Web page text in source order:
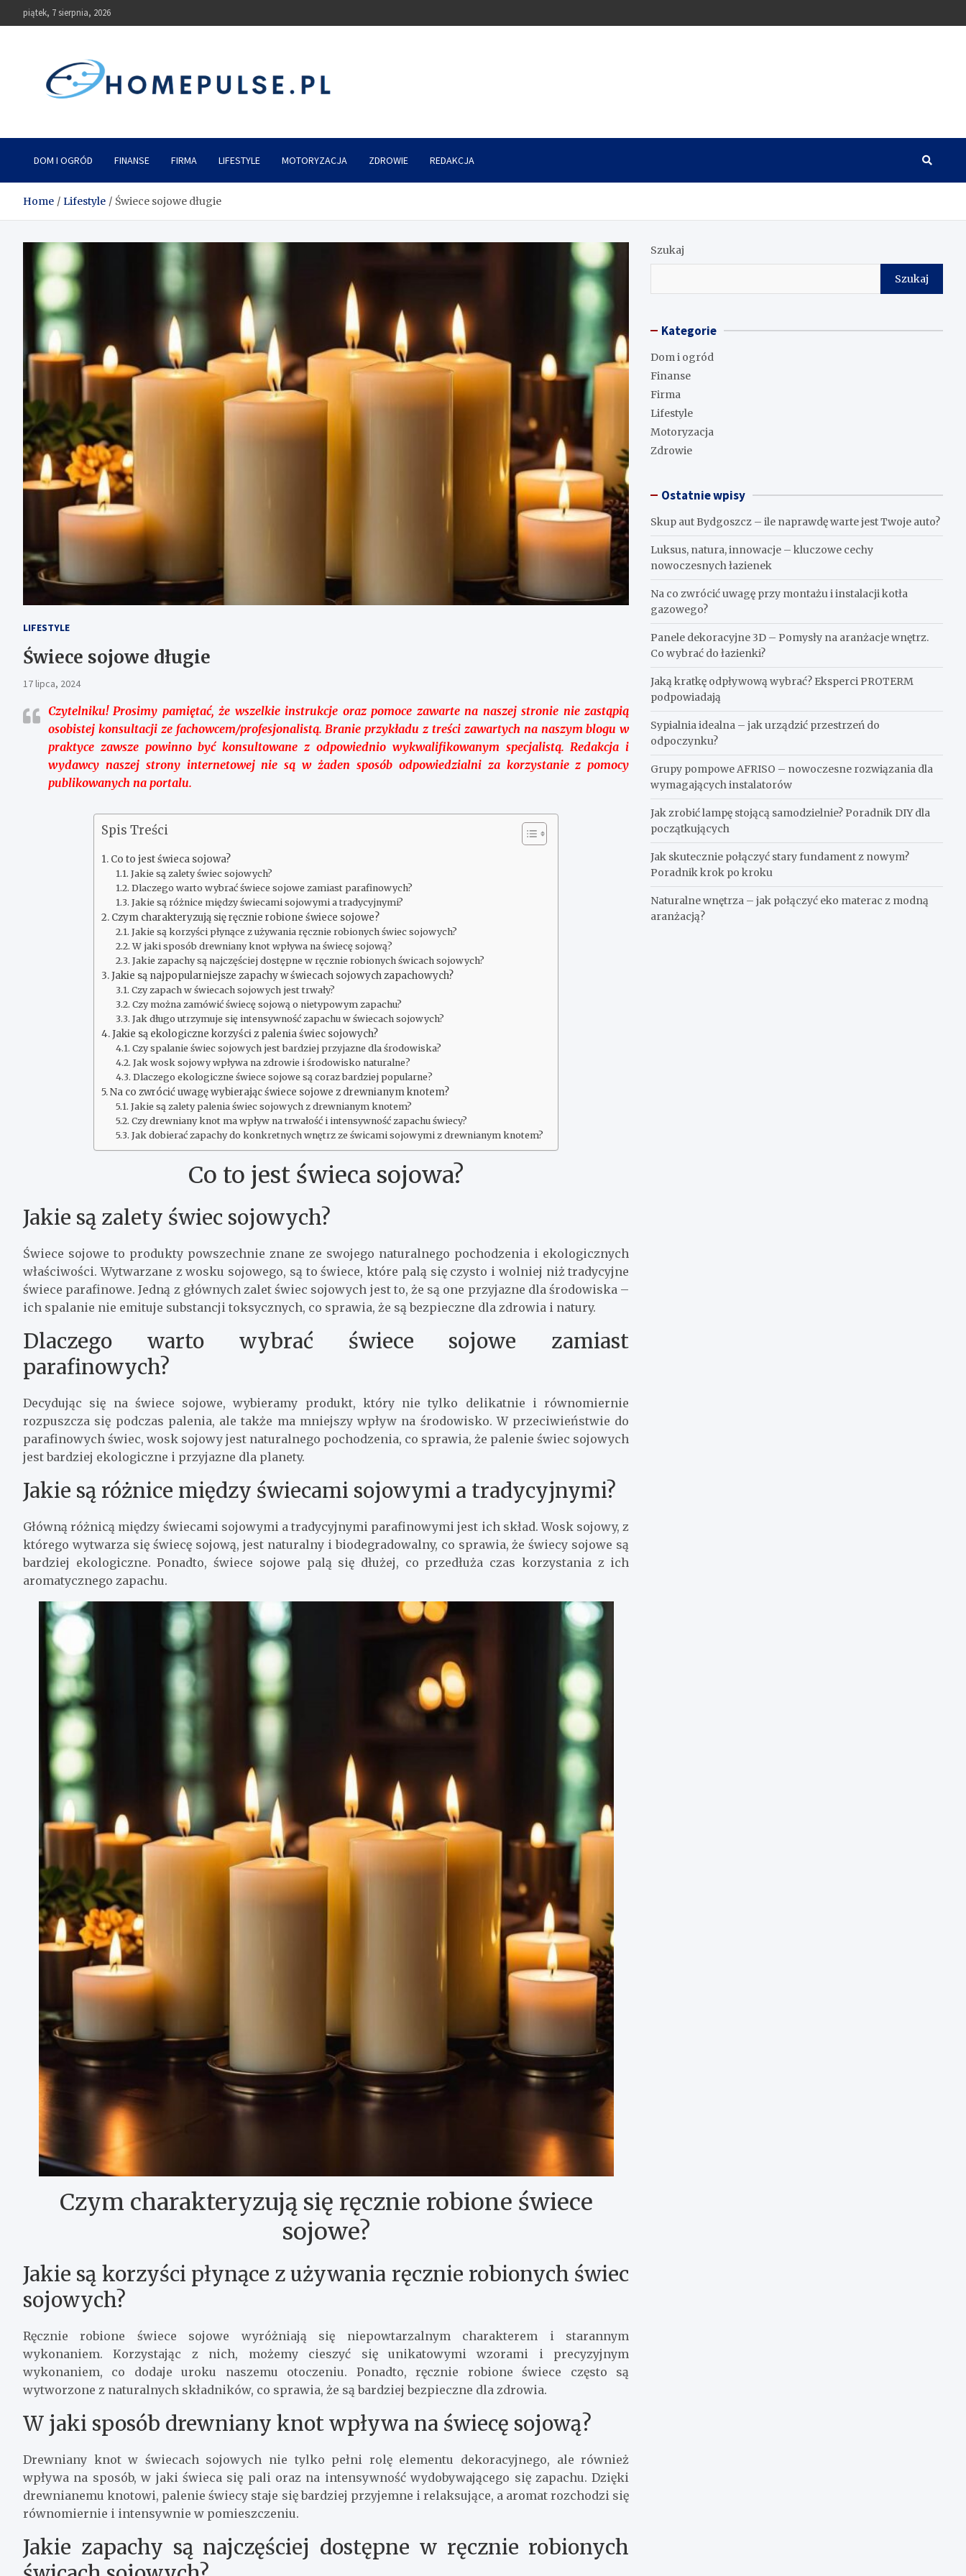
to
piątek, 7 sierpnia, 2026
homepulse.pl
DOM I OGRÓD FINANSE FIRMA LIFESTYLE MOTORYZACJA ZDROWIE REDAKCJA
Home Lifestyle Świece sojowe długie
LIFESTYLE
Świece sojowe długie
17 lipca, 2024
Czytelniku!Prosimy pamiętać, że wszelkie instrukcje oraz pomoce zawarte na naszej stronie nie zastąpią
osobistej konsultacji ze fachowcem/profesjonalistą. Branie przykładu z treści zawartych na naszym blogu w
praktyce zawsze powinno być konsultowane z odpowiednio wykwalifikowanym specjalistą. Redakcja i
wydawcy naszej strony internetowej nie są w żaden sposób odpowiedzialni za korzystanie z pomocy
publikowanych na portalu.
Spis Treści
Co to jest świeca sojowa?
Jakie są zalety świec sojowych?
Dlaczego warto wybrać świece sojowe zamiast parafinowych?
Jakie są różnice między świecami sojowymi a tradycyjnymi?
Czym charakteryzują się ręcznie robione świece sojowe?
Jakie są korzyści płynące z używania ręcznie robionych świec sojowych?
W jaki sposób drewniany knot wpływa na świecę sojową?
Jakie zapachy są najczęściej dostępne w ręcznie robionych świcach sojowych?
Jakie są najpopularniejsze zapachy w świecach sojowych zapachowych?
Czy zapach w świecach sojowych jest trwały?
Czy można zamówić świecę sojową o nietypowym zapachu?
Jak długo utrzymuje się intensywność zapachu w świecach sojowych?
Jakie są ekologiczne korzyści z palenia świec sojowych?
Czy spalanie świec sojowych jest bardziej przyjazne dla środowiska?
Jak wosk sojowy wpływa na zdrowie i środowisko naturalne?
Dlaczego ekologiczne świece sojowe są coraz bardziej popularne?
Na co zwrócić uwagę wybierając świece sojowe z drewnianym knotem?
Jakie są zalety palenia świec sojowych z drewnianym knotem?
Czy drewniany knot ma wpływ na trwałość i intensywność zapachu świecy?
Jak dobierać zapachy do konkretnych wnętrz ze świcami sojowymi z drewnianym knotem?
Co to jest świeca sojowa?
Jakie są zalety świec sojowych?
Świece sojowe to produkty powszechnie znane ze swojego naturalnego pochodzenia i ekologicznych
właściwości. Wytwarzane z wosku sojowego, są to świece, które palą się czysto i wolniej niż tradycyjne
świece parafinowe. Jedną z głównych zalet świec sojowych jest to, że są one przyjazne dla środowiska –
ich spalanie nie emituje substancji toksycznych, co sprawia, że są bezpieczne dla zdrowia i natury.
Dlaczego warto wybrać świece sojowe zamiast
parafinowych?
Decydując się na świece sojowe, wybieramy produkt, który nie tylko delikatnie i równomiernie
rozpuszcza się podczas palenia, ale także ma mniejszy wpływ na środowisko. W przeciwieństwie do
parafinowych świec, wosk sojowy jest naturalnego pochodzenia, co sprawia, że palenie świec sojowych
jest bardziej ekologiczne i przyjazne dla planety.
Jakie są różnice między świecami sojowymi a tradycyjnymi?
Główną różnicą między świecami sojowymi a tradycyjnymi parafinowymi jest ich skład. Wosk sojowy, z
którego wytwarza się świecę sojową, jest naturalny i biodegradowalny, co sprawia, że świecy sojowe są
bardziej ekologiczne. Ponadto, świece sojowe palą się dłużej, co przedłuża czas korzystania z ich
aromatycznego zapachu.
Czym charakteryzują się ręcznie robione świece
sojowe?
Jakie są korzyści płynące z używania ręcznie robionych świec
sojowych?
Ręcznie robione świece sojowe wyróżniają się niepowtarzalnym charakterem i starannym
wykonaniem. Korzystając z nich, możemy cieszyć się unikatowymi wzorami i precyzyjnym
wykonaniem, co dodaje uroku naszemu otoczeniu. Ponadto, ręcznie robione świece często są
wytworzone z naturalnych składników, co sprawia, że są bardziej bezpieczne dla zdrowia.
W jaki sposób drewniany knot wpływa na świecę sojową?
Drewniany knot w świecach sojowych nie tylko pełni rolę elementu dekoracyjnego, ale również
wpływa na sposób, w jaki świeca się pali oraz na intensywność wydobywającego się zapachu. Dzięki
drewnianemu knotowi, palenie świecy staje się bardziej przyjemne i relaksujące, a aromat rozchodzi się
równomiernie i intensywnie w pomieszczeniu.
Jakie zapachy są najczęściej dostępne w ręcznie robionych
Szukaj
Szukaj
Kategorie
Dom i ogród
Finanse
Firma
Lifestyle
Motoryzacja
Zdrowie
Ostatnie wpisy
Skup aut Bydgoszcz – ile naprawdę warte jest Twoje auto?
Luksus, natura, innowacje – kluczowe cechy
nowoczesnych łazienek
Na co zwrócić uwagę przy montażu i instalacji kotła
gazowego?
Panele dekoracyjne 3D – Pomysły na aranżacje wnętrz.
Co wybrać do łazienki?
Jaką kratkę odpływową wybrać? Eksperci PROTERM
podpowiadają
Sypialnia idealna – jak urządzić przestrzeń do
odpoczynku?
Grupy pompowe AFRISO – nowoczesne rozwiązania dla
wymagających instalatorów
Jak zrobić lampę stojącą samodzielnie? Poradnik DIY dla
początkujących
Jak skutecznie połączyć stary fundament z nowym?
Poradnik krok po kroku
Naturalne wnętrza – jak połączyć eko materac z modną
aranżacją?